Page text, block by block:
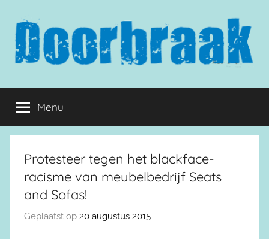
inhoud
springen
Doorbraak.eu
Menu
Protesteer tegen het blackface-
racisme van meubelbedrijf Seats
and Sofas!
Geplaatst op 20 augustus 2015